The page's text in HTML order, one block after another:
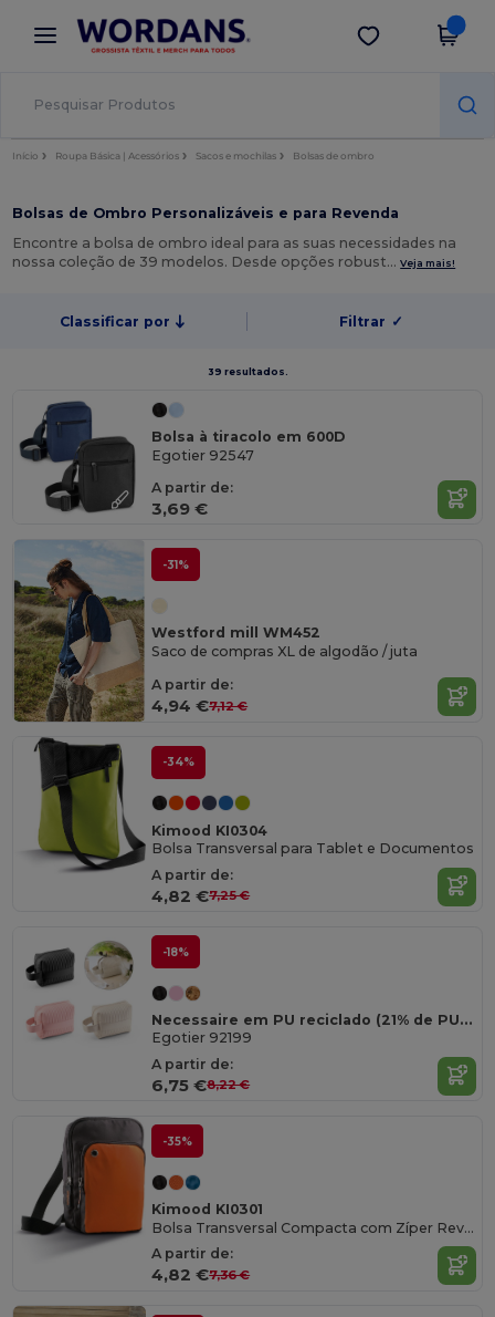
× App Wordans
Melhores preços na app!
Obter app
Início Roupa Básica | Acessórios Sacos e mochilas Bolsas de ombro
Bolsas de Ombro Personalizáveis e para Revenda
Encontre a bolsa de ombro ideal para as suas necessidades na
nossa coleção de 39 modelos. Desde opções robust…Veja mais!
Classificar por Filtrar ✓
39 resultados.
Bolsa à tiracolo em 600D
Egotier 92547
A partir de:
3,69 €
-31%
Westford mill WM452
Saco de compras XL de algodão / juta
A partir de:
4,94 €7,12 €
-34%
Kimood KI0304
Bolsa Transversal para Tablet e Documentos
A partir de:
4,82 €7,25 €
-18%
Necessaire em PU reciclado (21% de PU reciclado e 30% de poliester reciclado)
Egotier 92199
A partir de:
6,75 €8,22 €
-35%
Kimood KI0301
Bolsa Transversal Compacta com Zíper Reverso
A partir de:
4,82 €7,36 €